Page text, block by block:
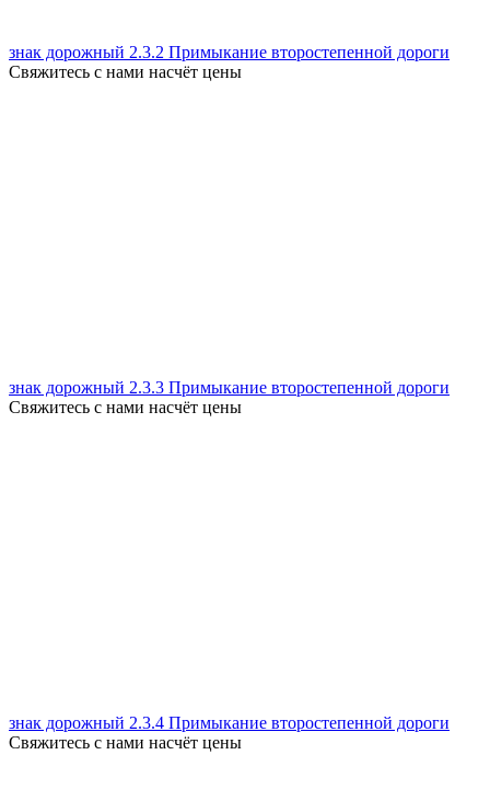
знак дорожный 2.3.2 Примыкание второстепенной дороги
Свяжитесь с нами насчёт цены
знак дорожный 2.3.3 Примыкание второстепенной дороги
Свяжитесь с нами насчёт цены
знак дорожный 2.3.4 Примыкание второстепенной дороги
Свяжитесь с нами насчёт цены